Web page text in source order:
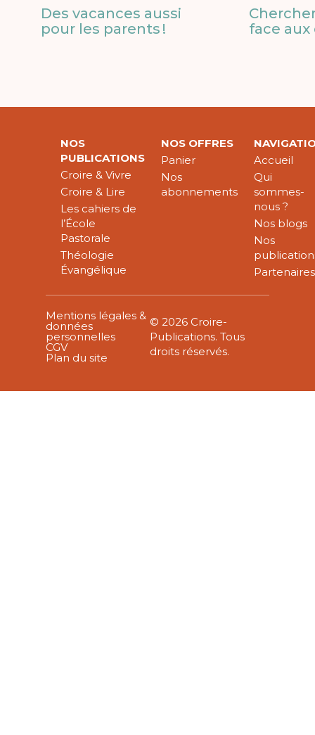
Des vacances aussi
pour les parents !
face aux
NOS
PUBLICATIONS
Croire & Vivre
Croire & Lire
Les cahiers de
l’École
Pastorale
Théologie
Évangélique
NOS OFFRES
Panier
Nos
abonnements
Accueil
Qui
sommes-
nous ?
Nos blogs
Nos
Partenaires
Mentions légales &
données
personnelles
CGV
Plan du site
© 2026 Croire-
Publications. Tous
droits réservés.